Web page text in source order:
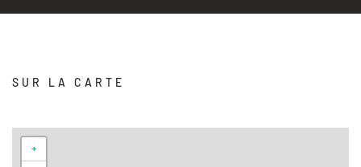
SUR LA CARTE
+